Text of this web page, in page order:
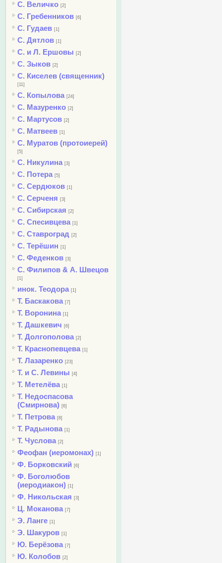
С. Величко [2]
С. Гребенников [6]
С. Гудаев [1]
С. Дятлов [1]
С. и Л. Ершовы [2]
С. Зыков [2]
С. Киселев (священник)
[11]
С. Копылова [24]
С. Мазуренко [2]
С. Мартусов [2]
С. Матвеев [1]
С. Муратов (протоиерей)
[5]
С. Никулина [3]
С. Потера [5]
С. Сердюков [1]
С. Серченя [3]
С. Сибирская [2]
С. Спесивцева [1]
С. Ставроград [2]
С. Терёшин [1]
С. Феденков [3]
С. Филипов & А. Швецов
[1]
инок. Теодора [1]
Т. Баскакова [7]
Т. Воронина [1]
Т. Дашкевич [6]
Т. Долгополова [2]
Т. Краснопевцева [1]
Т. Лазаренко [23]
Т. и С. Левины [4]
Т. Метелёва [1]
Т. Недоспасова
(Смирнова) [6]
Т. Петрова [8]
Т. Радынова [1]
Т. Чуслова [2]
Феофан (иеромонах) [1]
Ф. Борковский [6]
Ф. Боголюбов
(иеродиакон) [1]
Ф. Никольская [3]
Ц. Моканова [7]
Э. Ланге [1]
Э. Шакуров [1]
Ю. Берёзова [7]
Ю. Колобов [2]